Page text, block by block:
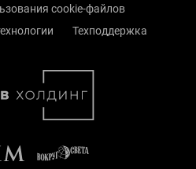
cookie-файлов
Техподдержка